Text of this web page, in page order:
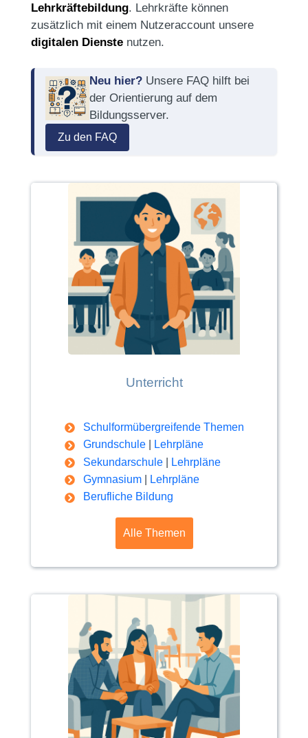
Lehrkräftebildung. Lehrkräfte können
zusätzlich mit einem Nutzeraccount unsere
digitalen Dienste nutzen.
Neu hier? Unsere FAQ hilft bei
der Orientierung auf dem
Bildungsserver.
Zu den FAQ
Unterricht
Schulformübergreifende Themen
Grundschule|
Lehrpläne
Sekundarschule|
Lehrpläne
Gymnasium|
Lehrpläne
Berufliche Bildung
Alle Themen